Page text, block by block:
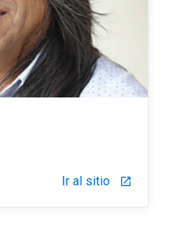
Ir al sitio
launch